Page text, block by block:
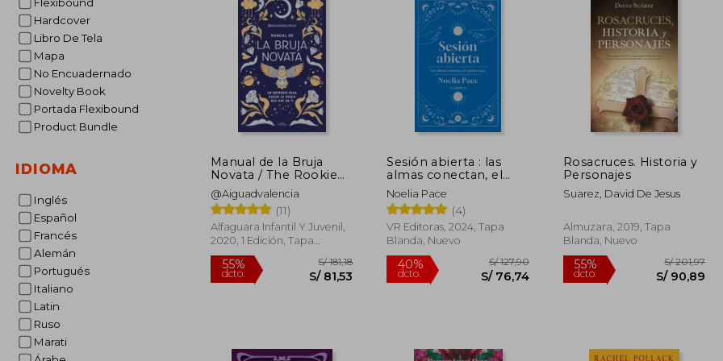
Hardcover
Libro De Tela
Mapa
No Encuadernado
Novelty Book
Portada Flexibound
Product Bundle
IDIOMA
Inglés
Español
Francés
Alemán
Portugués
Italiano
Latin
Ruso
Marati
Manual de la Bruja
Novata / The Rookie
Witch's Handbook
@Aiguadvalencia
(11)
Alfaguara Infantil Y Juvenil,
2020, 1 Edición, Tapa
Blanda, Nuevo
Sesión abierta : las
almas conectan, el
espíritu sana
Noelia Pace
(4)
VR Editoras, 2024, Tapa
Blanda, Nuevo
Rosacruces. Historia y
Personajes
Suarez, David De Jesus
Almuzara, 2019, Tapa
Blanda, Nuevo